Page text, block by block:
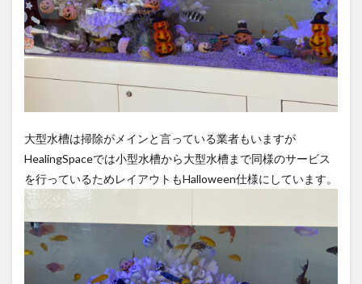
大型水槽は掃除がメインと言っている業者もいますが
HealingSpaceでは小型水槽から大型水槽まで同様のサービス
を行っているためレイアウトもHalloween仕様にしています。